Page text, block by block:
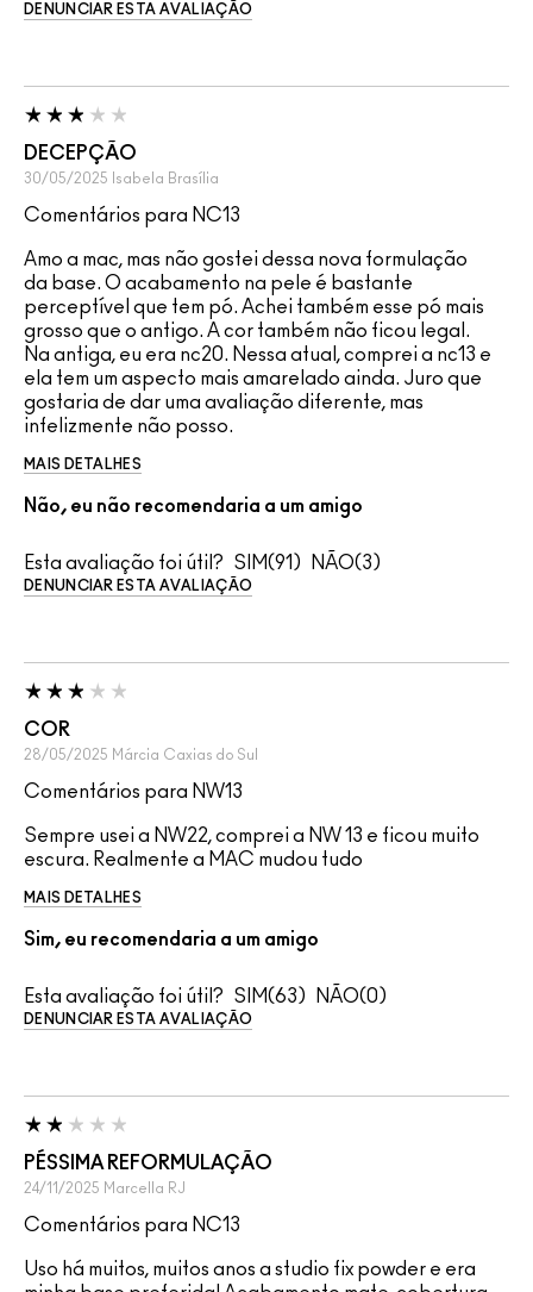
DENUNCIAR ESTA AVALIAÇÃO
DECEPÇÃO
30/05/2025 Isabela Brasília
Comentários para NC13
Amo a mac, mas não gostei dessa nova formulação
da base. O acabamento na pele é bastante
perceptível que tem pó. Achei também esse pó mais
grosso que o antigo. A cor também não ficou legal.
Na antiga, eu era nc20. Nessa atual, comprei a nc13 e
ela tem um aspecto mais amarelado ainda. Juro que
gostaria de dar uma avaliação diferente, mas
infelizmente não posso.
MAIS DETALHES
Não, eu não recomendaria a um amigo
Esta avaliação foi útil? 91 3
DENUNCIAR ESTA AVALIAÇÃO
COR
28/05/2025 Márcia Caxias do Sul
Comentários para NW13
Sempre usei a NW22, comprei a NW 13 e ficou muito
escura. Realmente a MAC mudou tudo
MAIS DETALHES
Sim, eu recomendaria a um amigo
Esta avaliação foi útil? 63 0
DENUNCIAR ESTA AVALIAÇÃO
PÉSSIMA REFORMULAÇÃO
24/11/2025 Marcella RJ
Comentários para NC13
Uso há muitos, muitos anos a studio fix powder e era